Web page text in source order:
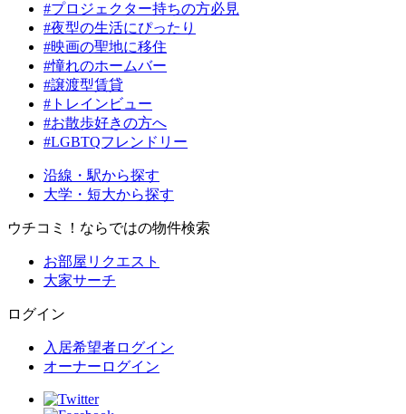
#プロジェクター持ちの方必見
#夜型の生活にぴったり
#映画の聖地に移住
#憧れのホームバー
#譲渡型賃貸
#トレインビュー
#お散歩好きの方へ
#LGBTQフレンドリー
沿線・駅から探す
大学・短大から探す
ウチコミ！ならではの物件検索
お部屋リクエスト
大家サーチ
ログイン
入居希望者ログイン
オーナーログイン